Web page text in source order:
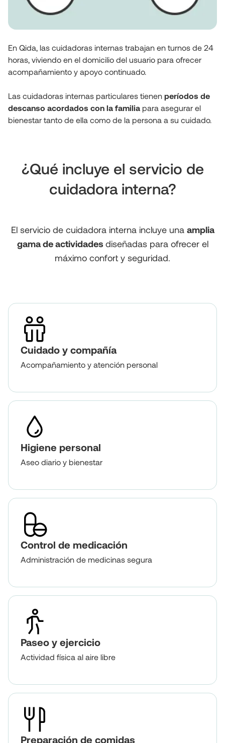
En Qida, las cuidadoras internas trabajan en turnos de 24
horas, viviendo en el domicilio del usuario para ofrecer
acompañamiento y apoyo continuado.
Las cuidadoras internas particulares tienen períodos de
descanso acordados con la familia para asegurar el
bienestar tanto de ella como de la persona a su cuidado.
¿Qué incluye el servicio de
cuidadora interna?
El servicio de cuidadora interna incluye una amplia
gama de actividades diseñadas para ofrecer el
máximo confort y seguridad.
Cuidado y compañía
Acompañamiento y atención personal
Higiene personal
Aseo diario y bienestar
Control de medicación
Administración de medicinas segura
Paseo y ejercicio
Actividad física al aire libre
Preparación de comidas